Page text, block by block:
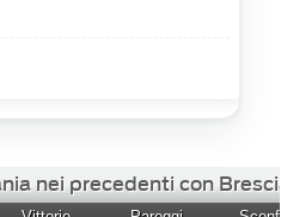
nei precedenti con